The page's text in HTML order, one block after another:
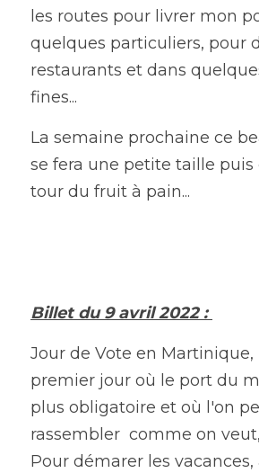
les routes pour livrer mon
quelques particuliers, pour
restaurants et dans
fines...
La semaine prochaine ce
se fera une petite taille puis
tour du fruit à pain...
Billet du 9 avril 2022 :
Jour de Vote en Martinique,
premier jour où le port du
plus obligatoire et où l'on
rassembler  comme on
Pour démarer les